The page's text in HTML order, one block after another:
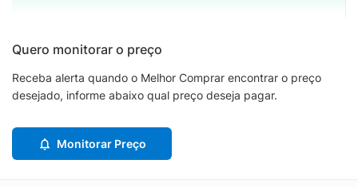
Quero monitorar o preço
Receba alerta quando o Melhor Comprar encontrar o preço
desejado, informe abaixo qual preço deseja pagar.
Monitorar Preço